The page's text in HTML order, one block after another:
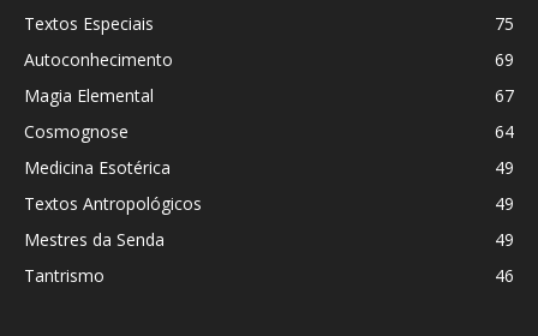
Textos Especiais
75
Autoconhecimento
69
Magia Elemental
67
Cosmognose
64
Medicina Esotérica
49
Textos Antropológicos
49
Mestres da Senda
49
Tantrismo
46